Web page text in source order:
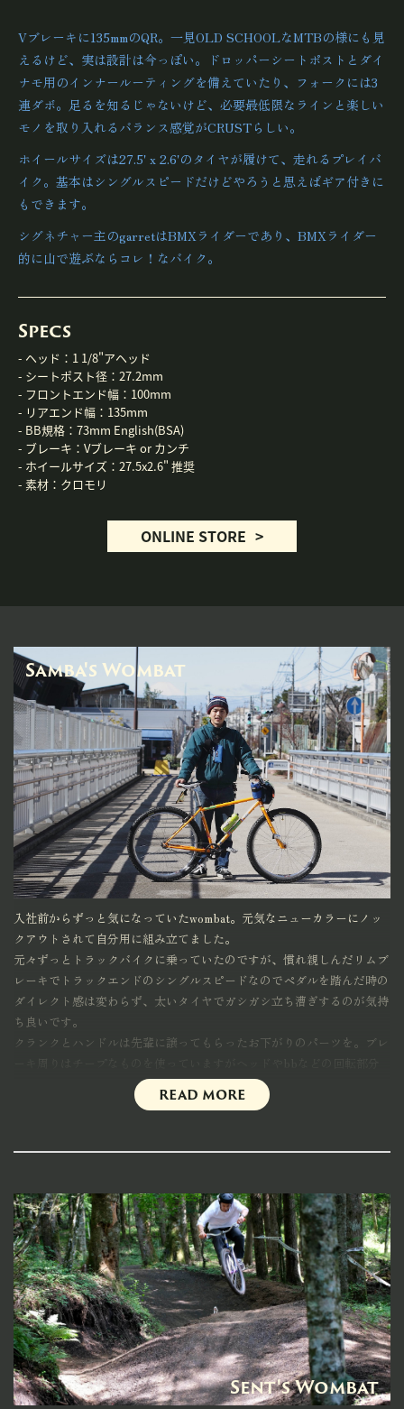
Vブレーキに135mmのQR。一見OLD SCHOOLなMTBの様にも見
えるけど、実は設計は今っぽい。ドロッパーシートポストとダイ
ナモ用のインナールーティングを備えていたり、フォークには3
連ダボ。足るを知るじゃないけど、必要最低限なラインと楽しい
モノを取り入れるバランス感覚がCRUSTらしい。
ホイールサイズは27.5' x 2.6'のタイヤが履けて、走れるプレイバ
イク。基本はシングルスピードだけどやろうと思えばギア付きに
もできます。
シグネチャー主のgarretはBMXライダーであり、BMXライダー
的に山で遊ぶならコレ！なバイク。
Specs
- ヘッド： 1 1/8"アヘッド
- シートポスト径： 27.2mm
- フロントエンド幅： 100mm
- リアエンド幅： 135mm
- BB規格： 73mm English(BSA)
- ブレーキ： Vブレーキ or カンチ
- ホイールサイズ： 27.5x2.6" 推奨
- 素材： クロモリ
ONLINE STORE
Samba's Wombat
入社前からずっと気になっていたwombat。元気なニューカラーにノッ
クアウトされて自分用に組み立てました。
元々ずっとトラックバイクに乗っていたのですが、慣れ親しんだリムブ
レーキでトラックエンドのシングルスピードなのでペダルを踏んだ時の
ダイレクト感は変わらず、太いタイヤでガシガシ立ち漕ぎするのが気持
ち良いです。
クランクとハンドルは先輩に譲ってもらったお下がりのパーツを。ブレ
は妥協なくwhite industries、philwood、chriskingを。高価なパーツも
チープなパーツも一緒くたにジャンクにカッコよく。をテーマに組みま
つに乗って色んなところに行きたいなと、そう思わせてくれる日々の相
棒です！
read more
Sent's Wombat